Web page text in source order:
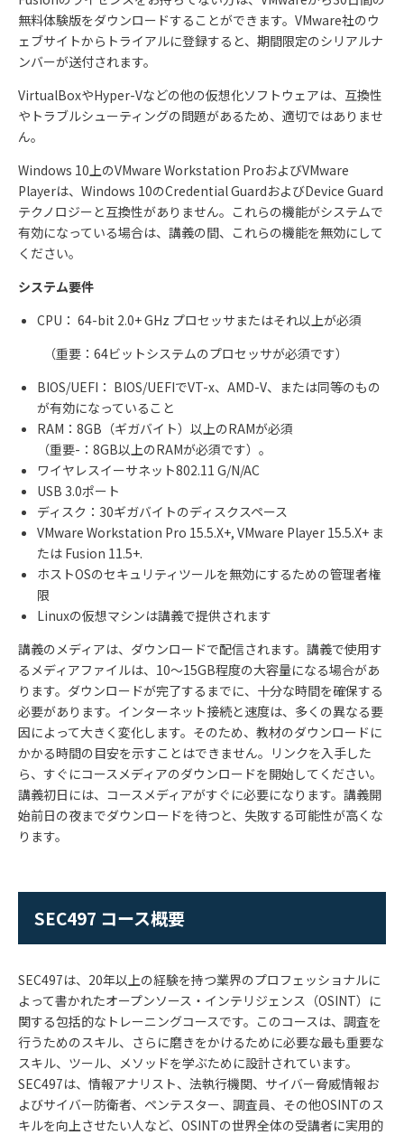
無料体験版をダウンロードすることができます。 VMware社のウ
ェブサイトからトライアルに登録すると、期間限定のシリアルナ
ンバーが送付されます。
VirtualBoxやHyper-Vなどの他の仮想化ソフトウェアは、互換性
やトラブルシューティングの問題があるため、適切ではありませ
ん。
Windows 10 上のVMware Workstation ProおよびVMware
Playerは、 Windows 10のCredential GuardおよびDevice Guard
テクノロジーと互換性がありません。これらの機能がシステムで
有効になっている場合は、講義の間、これらの機能を無効にして
ください。
システム要件
CPU ： 64-bit 2.0+ GHz プロセッサまたはそれ以上が必須
（重要： 64ビットシステムのプロセッサが必須です）
BIOS/UEFI ： BIOS/UEFIでVT-x、 AMD-V、または同等のもの
が有効になっていること
RAM ： 8GB （ギガバイト）以上のRAMが必須
（重要- ： 8GB以上のRAMが必須です）。
ワイヤレスイーサネット802.11 G/N/AC
USB 3.0ポート
ディスク： 30ギガバイトのディスクスペース
VMware Workstation Pro 15.5.X+, VMware Player 15.5.X+ ま
たは Fusion 11.5+.
ホストOSのセキュリティツールを無効にするための管理者権
限
Linuxの仮想マシンは講義で提供されます
講義のメディアは、ダウンロードで配信されます。講義で使用す
るメディアファイルは、 10～15GB程度の大容量になる場合があ
ります。ダウンロードが完了するまでに、十分な時間を確保する
必要があります。インターネット接続と速度は、多くの異なる要
因によって大きく変化します。そのため、教材のダウンロードに
かかる時間の目安を示すことはできません。リンクを入手した
ら、すぐにコースメディアのダウンロードを開始してください。
講義初日には、コースメディアがすぐに必要になります。講義開
始前日の夜までダウンロードを待つと、失敗する可能性が高くな
ります。
SEC497 コース概要
SEC497は、 20年以上の経験を持つ業界のプロフェッショナルに
よって書かれたオープンソース・インテリジェンス（OSINT）に
関する包括的なトレーニングコースです。このコースは、調査を
行うためのスキル、さらに磨きをかけるために必要な最も重要な
スキル、ツール、メソッドを学ぶために設計されています。
SEC497は、情報アナリスト、法執行機関、サイバー脅威情報お
よびサイバー防衛者、ペンテスター、調査員、その他OSINTのス
キルを向上させたい人など、 OSINTの世界全体の受講者に実用的